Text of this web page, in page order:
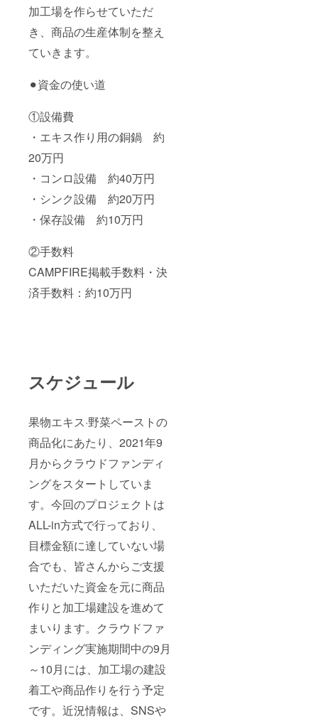
加工場を作らせていただ
き、商品の生産体制を整え
ていきます。
⚫︎資金の使い道
①設備費
・エキス作り用の銅鍋 約
20万円
・コンロ設備 約40万円
・シンク設備 約20万円
・保存設備 約10万円
②手数料
CAMPFIRE掲載手数料・決
済手数料：約10万円
スケジュール
果物エキス·野菜ペーストの
商品化にあたり、2021年9
月からクラウドファンディ
ングをスタートしていま
す。今回のプロジェクトは
ALL-in方式で行っており、
目標金額に達していない場
合でも、皆さんからご支援
いただいた資金を元に商品
作りと加工場建設を進めて
まいります。クラウドファ
ンディング実施期間中の9月
～10月には、加工場の建設
着工や商品作りを行う予定
です。近況情報は、SNSや